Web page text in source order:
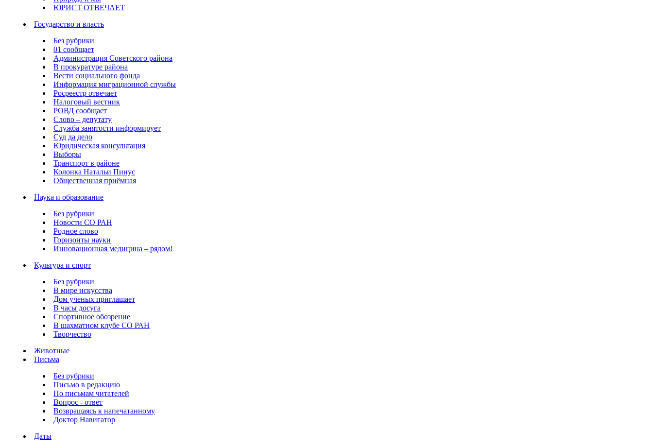
ЮРИСТ ОТВЕЧАЕТ
Государство и власть
Без рубрики
01 сообщает
Администрация Советского района
В прокуратуре района
Вести социального фонда
Информация миграционной службы
Росреестр отвечает
Налоговый вестник
РОВД сообщает
Слово – депутату
Служба занятости информирует
Суд да дело
Юридическая консультация
Выборы
Транспорт в районе
Колонка Натальи Пинус
Общественная приёмная
Наука и образование
Без рубрики
Новости СО РАН
Родное слово
Горизонты науки
Инновационная медицина – рядом!
Культура и спорт
Без рубрики
В мире искусства
Дом ученых приглашает
В часы досуга
Спортивное обозрение
В шахматном клубе СО РАН
Творчество
Животные
Письма
Без рубрики
Письмо в редакцию
По письмам читателей
Вопрос - ответ
Возвращаясь к напечатанному
Доктор Навигатор
Даты